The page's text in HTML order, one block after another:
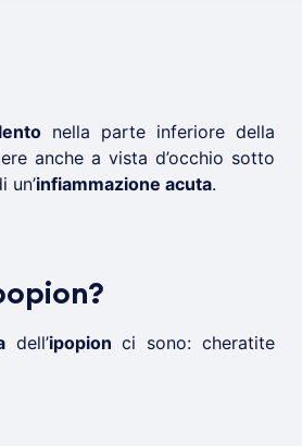
nella parte inferiore della
anche a vista d’occhio sotto
un’infiammazione acuta.
dell’ipopion ci sono: cheratite